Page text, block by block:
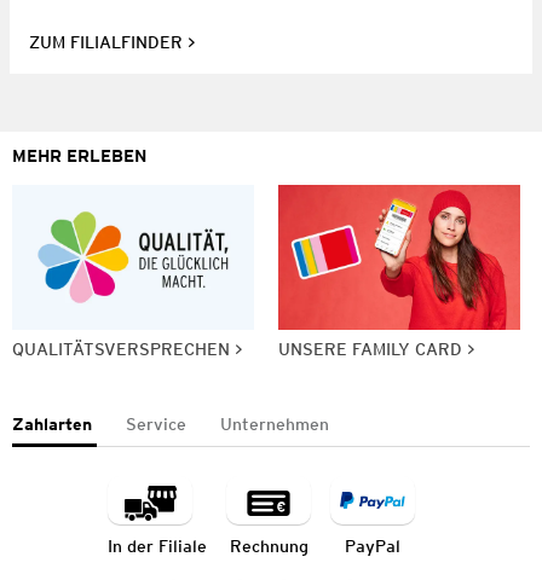
ZUM FILIALFINDER
MEHR ERLEBEN
QUALITÄTSVERSPRECHEN UNSERE FAMILY CARD
Zahlarten Service Unternehmen
In der Filiale Rechnung PayPal